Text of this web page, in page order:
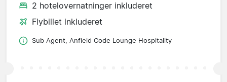
2 hotelovernatninger inkluderet
Flybillet inkluderet
Sub Agent, Anfield Code Lounge Hospitality